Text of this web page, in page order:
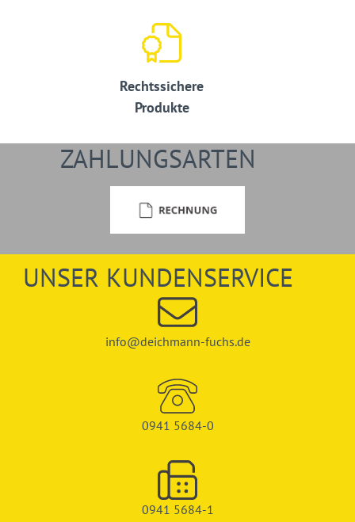
Rechtssichere
Produkte
ZAHLUNGSARTEN
UNSER KUNDENSERVICE
info@deichmann-fuchs.de
0941 5684-0
0941 5684-1